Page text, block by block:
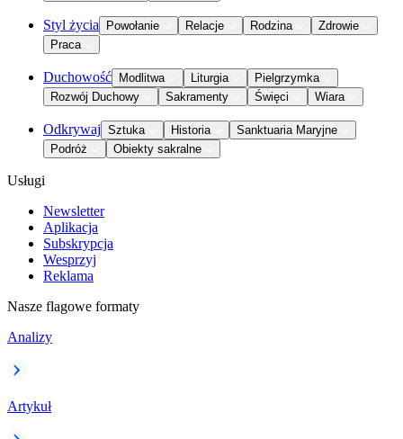
Styl życia Powołanie Relacje Rodzina
Zdrowie
Praca
Duchowość Modlitwa Liturgia
Pielgrzymka
Rozwój Duchowy
Sakramenty Święci Wiara
Odkrywaj Sztuka Historia
Sanktuaria Maryjne
Podróż
Obiekty sakralne
Usługi
Newsletter
Aplikacja
Subskrypcja
Wesprzyj
Reklama
Nasze flagowe formaty
Analizy
Artykuł